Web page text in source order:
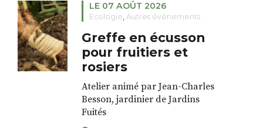
LE 07 AOÛT 2026
Ecologie,Autres événements
Greffe en écusson
pour fruitiers et
rosiers
Atelier animé par Jean-Charles
Besson, jardinier de Jardins
Fuités